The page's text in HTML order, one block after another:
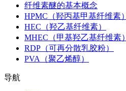
纤维素醚的基本概念
HPMC（羟丙基甲基纤维素）
HEC（羟乙基纤维素）
MHEC（甲基羟乙基纤维素）
RDP（可再分散乳胶粉）
PVA（聚乙烯醇）
导航